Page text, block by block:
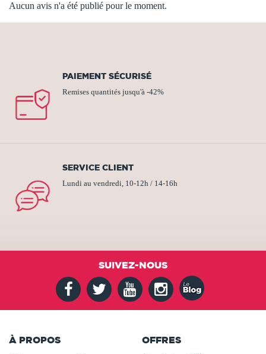
Aucun avis n'a été publié pour le moment.
PAIEMENT SÉCURISÉ
Remises quantités jusqu'à -42%
SERVICE CLIENT
Lundi au vendredi, 10-12h / 14-16h
SUIVEZ-NOUS
À PROPOS OFFRES